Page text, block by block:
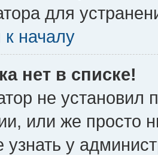
для
к началу
нет в списке!
не установил
или же просто
узнать у